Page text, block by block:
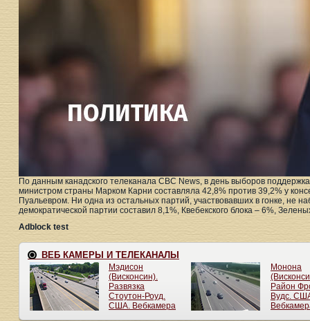
По данным канадского телеканала CBC News, в день выборов
министром страны Марком Карни составляла 42,8% против 39,2% у
Пуальевром. Ни одна из остальных партий, участвовавших в гонке, не
демократической партии составил 8,1%, Квебекского блока – 6%,
Adblock test